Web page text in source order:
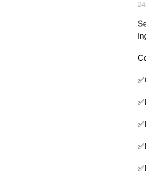
✅
✅
✅
✅